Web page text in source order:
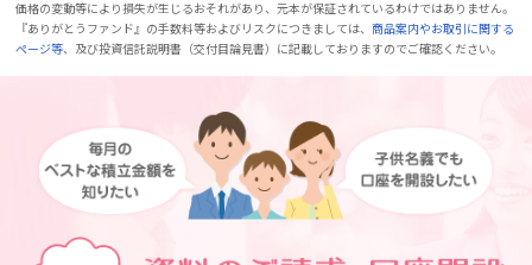
価格の変動等により損失が生じるおそれがあり、元本が保証されているわけではありません。
『ありがとうファンド』の手数料等およびリスクにつきましては、商品案内やお取引に関する
ページ等、及び投資信託説明書（交付目論見書）に記載しておりますのでご確認ください。